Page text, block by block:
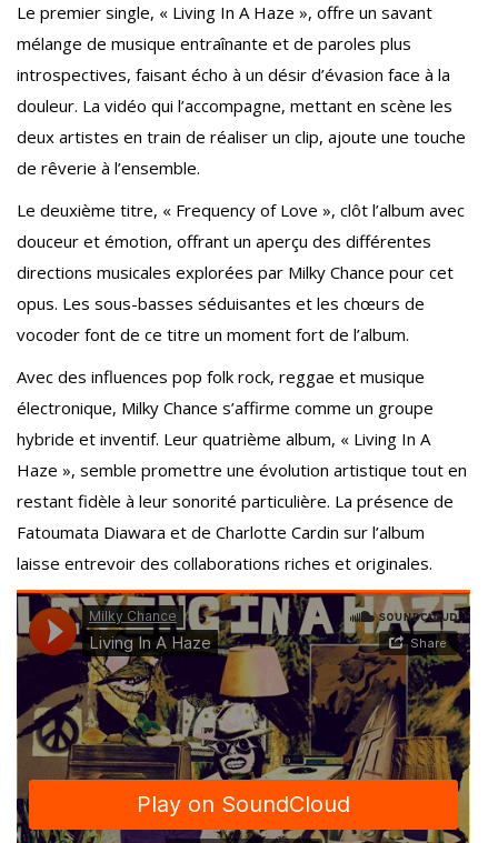
Le premier single, « Living In A Haze », offre un savant
mélange de musique entraînante et de paroles plus
introspectives, faisant écho à un désir d’évasion face à la
douleur. La vidéo qui l’accompagne, mettant en scène les
deux artistes en train de réaliser un clip, ajoute une touche
de rêverie à l’ensemble.
Le deuxième titre, « Frequency of Love », clôt l’album avec
douceur et émotion, offrant un aperçu des différentes
directions musicales explorées par Milky Chance pour cet
opus. Les sous-basses séduisantes et les chœurs de
vocoder font de ce titre un moment fort de l’album.
Avec des influences pop folk rock, reggae et musique
électronique, Milky Chance s’affirme comme un groupe
hybride et inventif. Leur quatrième album, « Living In A
Haze », semble promettre une évolution artistique tout en
restant fidèle à leur sonorité particulière. La présence de
Fatoumata Diawara et de Charlotte Cardin sur l’album
laisse entrevoir des collaborations riches et originales.